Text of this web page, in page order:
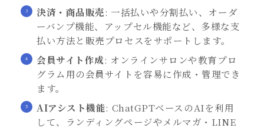
決済・商品販売: 一括払いや分割払い、オーダ
ーバンプ機能、アップセル機能など、多様な支
払い方法と販売プロセスをサポートします。
会員サイト作成: オンラインサロンや教育プロ
グラム用の会員サイトを容易に作成・管理でき
ます。
AIアシスト機能: ChatGPTベースのAIを利用
して、ランディングページやメルマガ・LINE